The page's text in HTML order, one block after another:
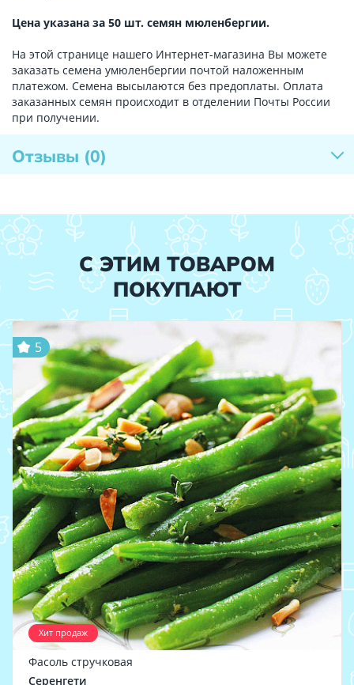
Цена указана за 50 шт. семян мюленбергии.
На этой странице нашего Интернет-магазина Вы можете
заказать семена умюленбергии почтой наложенным
платежом. Семена высылаются без предоплаты. Оплата
заказанных семян происходит в отделении Почты России
при получении.
Отзывы (0)
С ЭТИМ ТОВАРОМ
ПОКУПАЮТ
Хит продаж
5
Фасоль стручковая
Серенгети